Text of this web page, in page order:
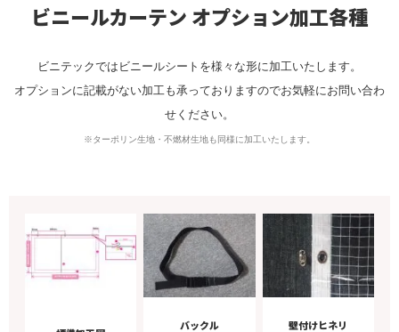
ビニールカーテン オプション加工各種
ビニテックではビニールシートを様々な形に加工いたします。
オプションに記載がない加工も承っておりますのでお気軽にお問い合わ
せください。
※ターポリン生地・不燃材生地も同様に加工いたします。
バックル 壁付けヒネリ